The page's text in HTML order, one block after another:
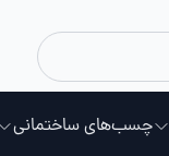
چسب‌های ساختمانی